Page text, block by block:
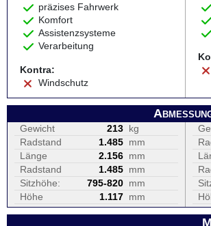
präzises Fahrwerk
Komfort
Assistenzsysteme
Verarbeitung
Kontra:
Windschutz
Gewicht 213 kg
Radstand
1.485 mm
Länge
2.156 mm
Radstand
1.485 mm
Sitzhöhe:
795-820 mm
Höhe
1.117 mm